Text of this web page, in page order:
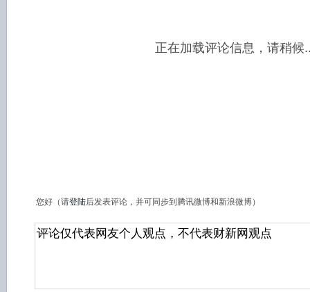
正在加载评论信息，请稍候
您好（请登陆后发表评论，并可同步到腾讯微博和新浪微博）